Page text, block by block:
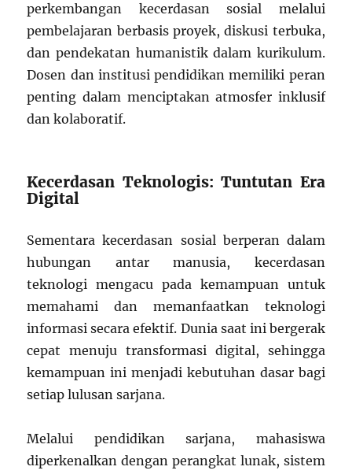
perkembangan kecerdasan sosial melalui
pembelajaran berbasis proyek, diskusi terbuka,
dan pendekatan humanistik dalam kurikulum.
Dosen dan institusi pendidikan memiliki peran
penting dalam menciptakan atmosfer inklusif
dan kolaboratif.
Kecerdasan Teknologis: Tuntutan Era
Digital
Sementara kecerdasan sosial berperan dalam
hubungan antar manusia, kecerdasan
teknologi mengacu pada kemampuan untuk
memahami dan memanfaatkan teknologi
informasi secara efektif. Dunia saat ini bergerak
cepat menuju transformasi digital, sehingga
kemampuan ini menjadi kebutuhan dasar bagi
setiap lulusan sarjana.
Melalui pendidikan sarjana, mahasiswa
diperkenalkan dengan perangkat lunak, sistem